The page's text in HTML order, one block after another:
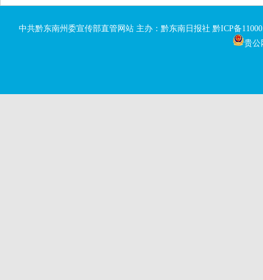
中共黔东南州委宣传部直管网站 主办：黔东南日报社 黔ICP备
贵公